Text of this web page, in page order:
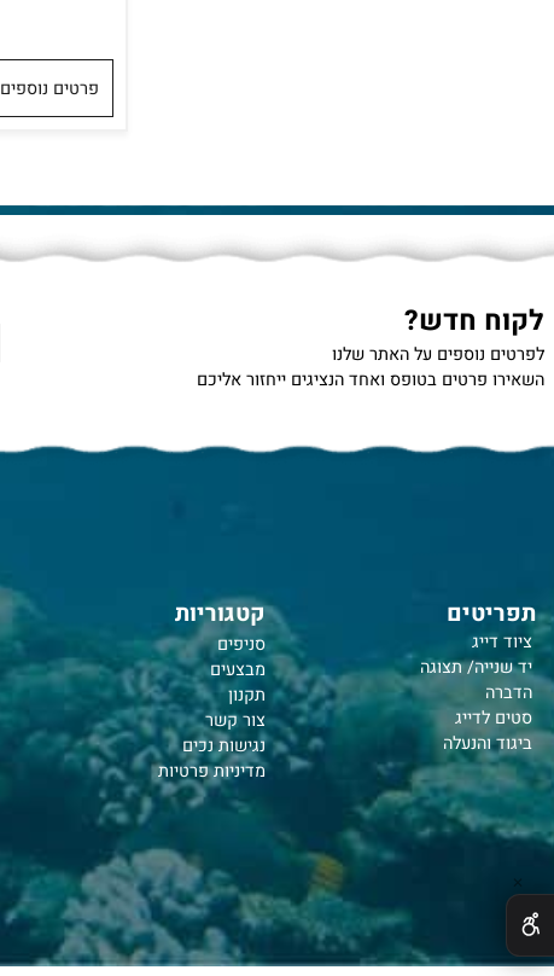
פרטים נוספים
חדש?
על האתר שלנו
תצוגה
קטגוריות
סניפים
מבצעים
תקנון
צור קשר
גישות נכים
מדיניות פרטיות